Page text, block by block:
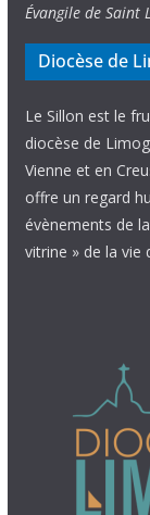
Évangile de Saint
Diocèse de
Le Sillon est le
diocèse de
Vienne et en
offre un regard
évènements de
vitrine » de la vie